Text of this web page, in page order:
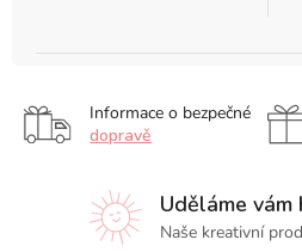
Informace o bezpečné
dopravě
Uděláme vám
Naše kreativní